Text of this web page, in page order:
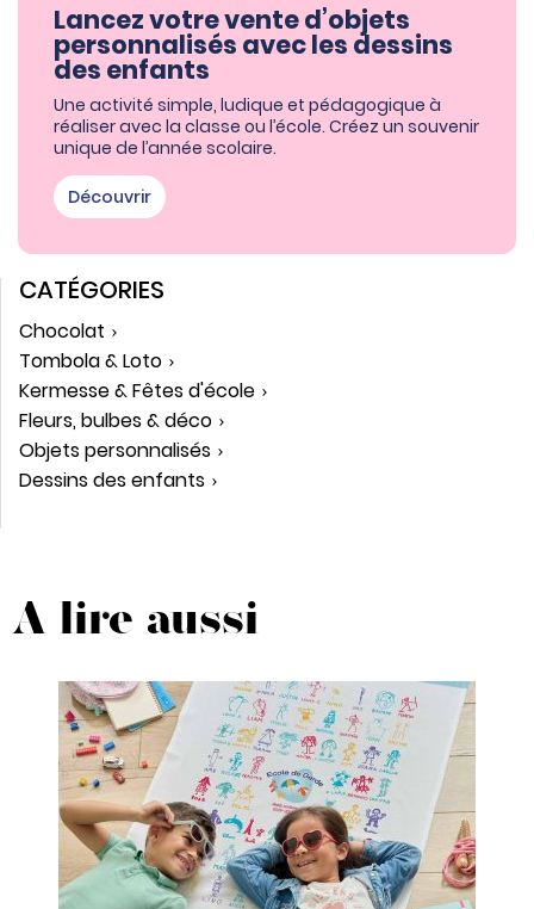
Lancez votre vente d’objets
personnalisés avec les dessins
des enfants
Une activité simple, ludique et pédagogique à
réaliser avec la classe ou l’école. Créez un souvenir
unique de l’année scolaire.
Découvrir
CATÉGORIES
Chocolat
Tombola & Loto
Kermesse & Fêtes d'école
Fleurs, bulbes & déco
Objets personnalisés
Dessins des enfants
A lire aussi